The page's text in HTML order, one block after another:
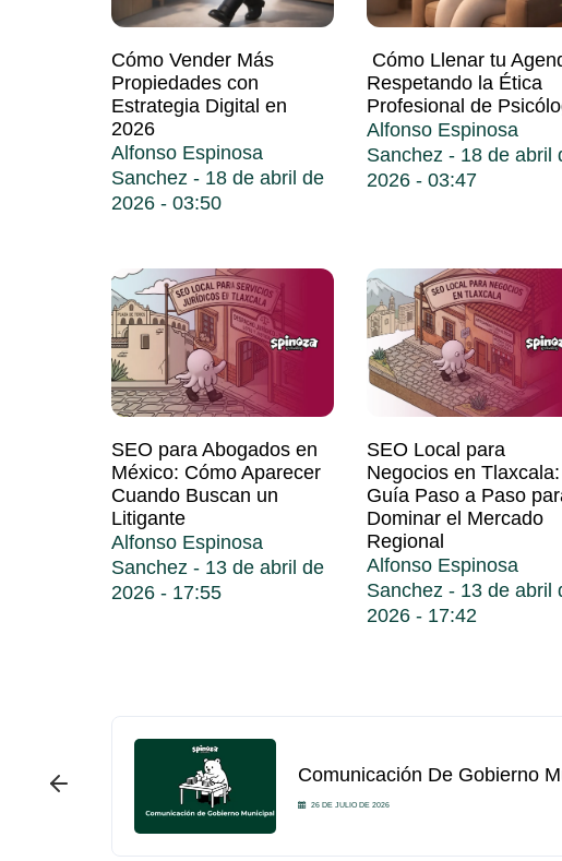
Cómo Vender Más
Propiedades con
Estrategia Digital en
2026
Alfonso Espinosa
Sanchez
18 de abril de
2026
03:50
Cómo Llenar tu
Respetando la Ética
Profesional de
Alfonso Espinosa
Sanchez
18 de abril
2026
03:47
SEO para Abogados en
México: Cómo Aparecer
Cuando Buscan un
Litigante
Alfonso Espinosa
Sanchez
13 de abril de
2026
17:55
SEO Local para
Negocios en Tlaxcala:
Guía Paso a Paso
Dominar el Mercado
Regional
Alfonso Espinosa
Sanchez
13 de abril
2026
17:42
Comunicación De Gobierno
26 DE JULIO DE 2026